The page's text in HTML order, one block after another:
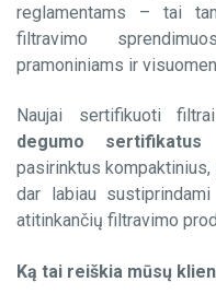
reglamentams – tai
filtravimo
pramoniniams ir
Naujai sertifikuoti
degumo sertifikatus
pasirinktus
dar labiau
atitinkančių filtravimo
Ką tai reiškia mūsų